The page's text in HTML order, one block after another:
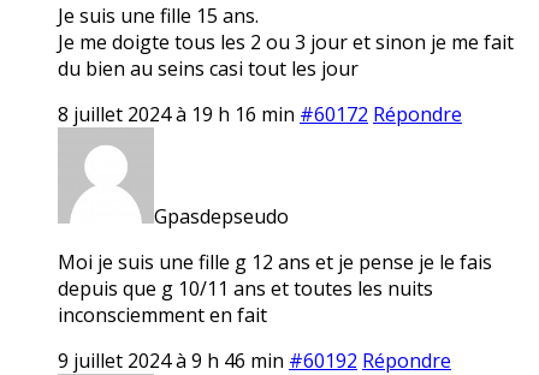
Je suis une fille 15 ans.
Je me doigte tous les 2 ou 3 jour et sinon je me fait
du bien au seins casi tout les jour
8 juillet 2024 à 19 h 16 min #60172 Répondre
Gpasdepseudo
Moi je suis une fille g 12 ans et je pense je le fais
depuis que g 10/11 ans et toutes les nuits
inconsciemment en fait
9 juillet 2024 à 9 h 46 min #60192 Répondre